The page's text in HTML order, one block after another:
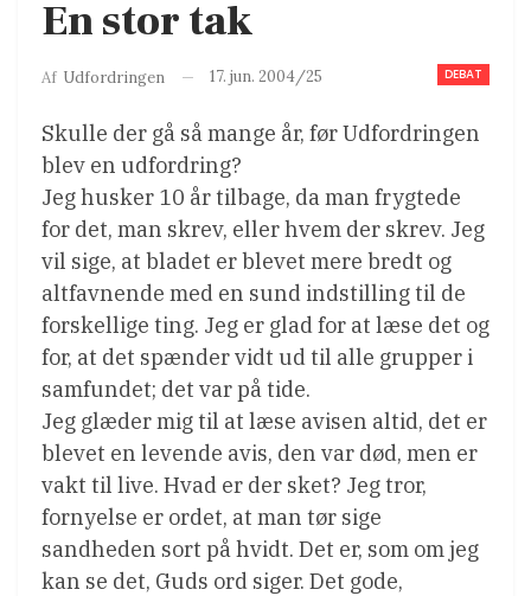
En stor tak
DEBAT
Af Udfordringen 17. jun. 2004/25
Skulle der gå så mange år, før Udfordringen
blev en udfordring?
Jeg husker 10 år tilbage, da man frygtede
for det, man skrev, eller hvem der skrev. Jeg
vil sige, at bladet er blevet mere bredt og
altfavnende med en sund indstilling til de
forskellige ting. Jeg er glad for at læse det og
for, at det spænder vidt ud til alle grupper i
samfundet; det var på tide.
Jeg glæder mig til at læse avisen altid, det er
blevet en levende avis, den var død, men er
vakt til live. Hvad er der sket? Jeg tror,
fornyelse er ordet, at man tør sige
sandheden sort på hvidt. Det er, som om jeg
kan se det, Guds ord siger. Det gode,